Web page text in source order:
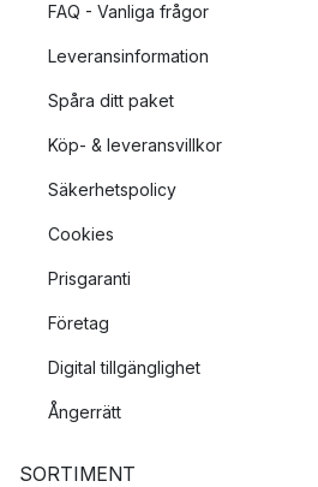
FAQ - Vanliga frågor
Leveransinformation
Spåra ditt paket
Köp- & leveransvillkor
Säkerhetspolicy
Cookies
Prisgaranti
Företag
Digital tillgänglighet
Ångerrätt
SORTIMENT